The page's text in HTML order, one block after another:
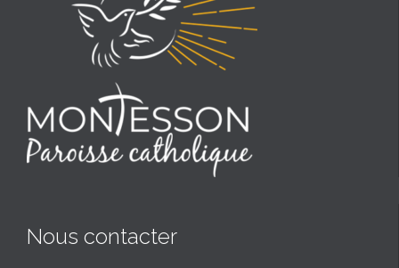
Nous contacter